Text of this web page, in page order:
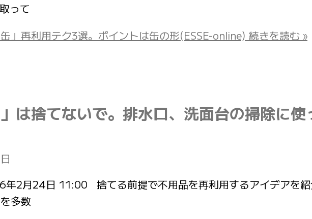
って
」再利用テク3選。ポイントは缶の形(ESSE-online) 続きを読む »
は捨てないで。排水口、洗面台の掃除に
2月24日 11:00 捨てる前提で不用品を再利用するアイデアを紹
多数